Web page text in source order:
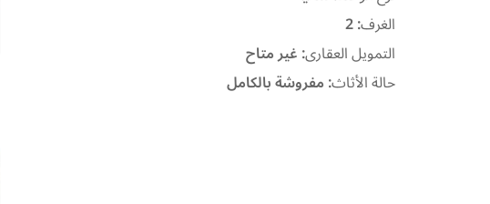
الغرف:
2
التمويل العقارى:غير متاح
حالة الأثاث:مفروشة بالكامل